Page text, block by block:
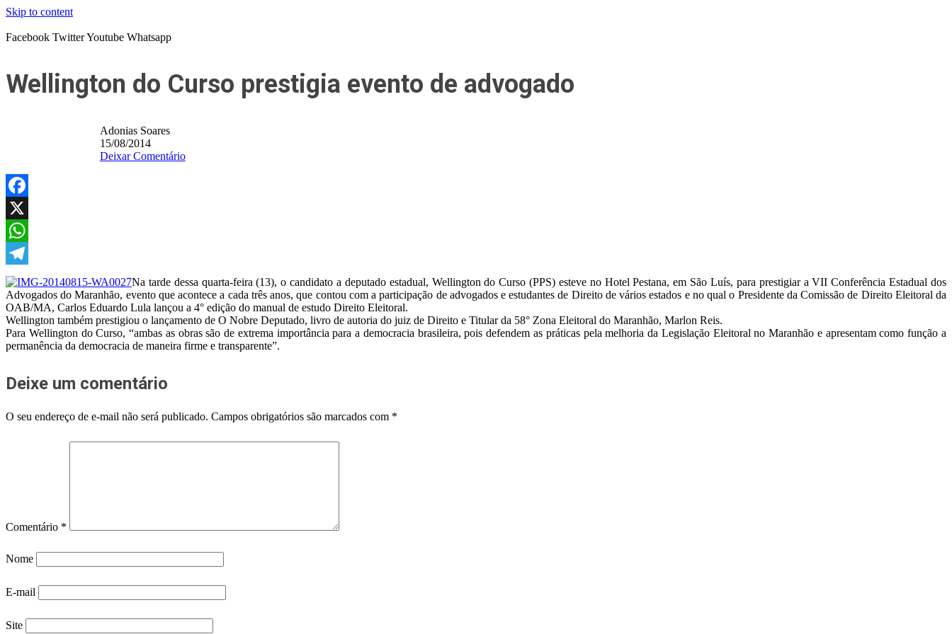
Skip to content
Facebook TwitterYoutube Whatsapp
Wellington do Curso prestigia evento de advogado
Adonias Soares
15/08/2014
Deixar Comentário
Facebook
X
WhatsApp
Telegram
Na tarde dessa quarta-feira (13), o candidato a deputado estadual, Wellington do Curso (PPS) esteve no Hotel Pestana, em São Luís, para prestigiar a VII Conferência Estadual dos
Advogados do Maranhão, evento que acontece a cada três anos, que contou com a participação de advogados e estudantes de Direito de vários estados e no qual o Presidente da Comissão de Direito Eleitoral da
OAB/MA, Carlos Eduardo Lula lançou a 4° edição do manual de estudo Direito Eleitoral.
Wellington também prestigiou o lançamento de O Nobre Deputado, livro de autoria do juiz de Direito e Titular da 58° Zona Eleitoral do Maranhão, Marlon Reis.
Para Wellington do Curso, “ambas as obras são de extrema importância para a democracia brasileira, pois defendem as práticas pela melhoria da Legislação Eleitoral no Maranhão e apresentam como função a
permanência da democracia de maneira firme e transparente”.
Deixe um comentário
O seu endereço de e-mail não será publicado. Campos obrigatórios são marcados com *
Comentário *
Nome
E-mail
Site